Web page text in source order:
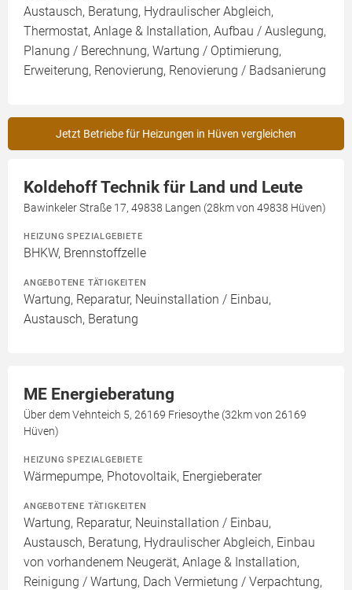
Austausch, Beratung, Hydraulischer Abgleich,
Thermostat, Anlage & Installation, Aufbau / Auslegung,
Planung / Berechnung, Wartung / Optimierung,
Erweiterung, Renovierung, Renovierung / Badsanierung
Jetzt Betriebe für Heizungen in Hüven vergleichen
Koldehoff Technik für Land und Leute
Bawinkeler Straße 17, 49838 Langen (28km von 49838 Hüven)
HEIZUNG SPEZIALGEBIETE
BHKW, Brennstoffzelle
ANGEBOTENE TÄTIGKEITEN
Wartung, Reparatur, Neuinstallation / Einbau,
Austausch, Beratung
ME Energieberatung
Über dem Vehnteich 5, 26169 Friesoythe (32km von 26169
Hüven)
HEIZUNG SPEZIALGEBIETE
Wärmepumpe, Photovoltaik, Energieberater
ANGEBOTENE TÄTIGKEITEN
Wartung, Reparatur, Neuinstallation / Einbau,
Austausch, Beratung, Hydraulischer Abgleich, Einbau
von vorhandenem Neugerät, Anlage & Installation,
Reinigung / Wartung, Dach Vermietung / Verpachtung,